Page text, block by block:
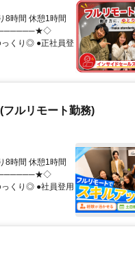
8時間 休憩1時間
っくり◎ ●正社員登
ルリモート勤務)
8時間 休憩1時間
っくり◎ ●社員登用